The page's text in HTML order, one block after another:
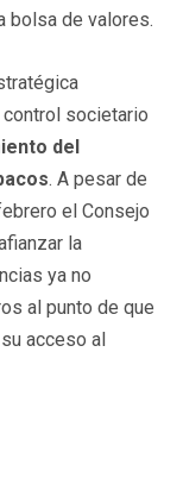
bolsa de valores.
societario
del
. A pesar de
el Consejo
la
ya no
al punto de que
acceso al